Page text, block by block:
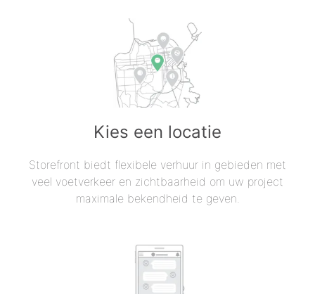
Kies een locatie
Storefront biedt flexibele verhuur in gebieden met
veel voetverkeer en zichtbaarheid om uw project
maximale bekendheid te geven.